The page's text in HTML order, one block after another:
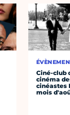
Ciné-club
cinéma
cinéastes
mois